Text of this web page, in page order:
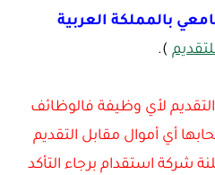
بالمملكة العربية
).
لأي وظيفة فالوظائف
أي أموال مقابل التقديم
شركة استقدام برجاء التأكد